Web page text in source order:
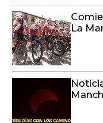
de las